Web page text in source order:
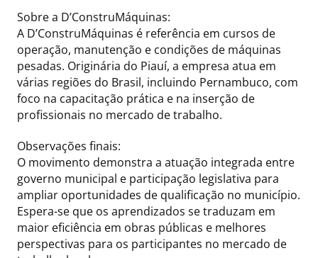
Sobre a D’ConstruMáquinas:
A D’ConstruMáquinas é referência em cursos de
operação, manutenção e condições de máquinas
pesadas. Originária do Piauí, a empresa atua em
várias regiões do Brasil, incluindo Pernambuco, com
foco na capacitação prática e na inserção de
profissionais no mercado de trabalho.
Observações finais:
O movimento demonstra a atuação integrada entre
governo municipal e participação legislativa para
ampliar oportunidades de qualificação no município.
Espera-se que os aprendizados se traduzam em
maior eficiência em obras públicas e melhores
perspectivas para os participantes no mercado de